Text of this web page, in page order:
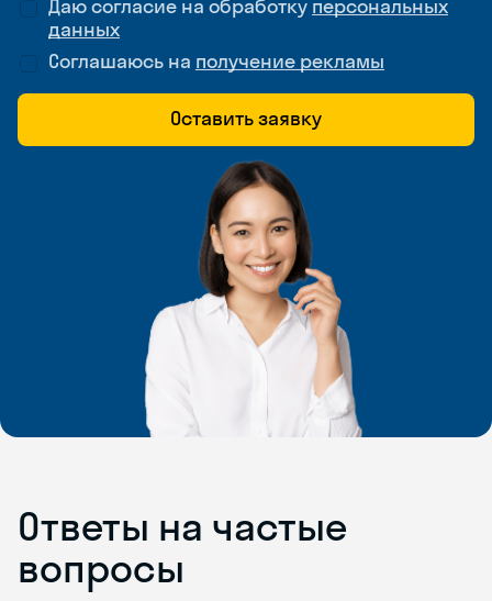
Даю согласие на обработку персональных
данных
Соглашаюсь на получение рекламы
Оставить заявку
Ответы на частые
вопросы